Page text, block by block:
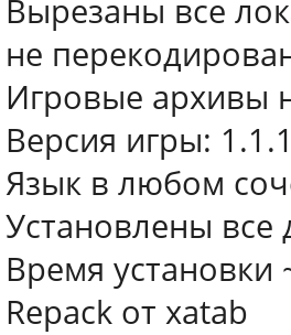
Вырезаны все
не
Игровые архивы
Версия игры: 1.1.1
Язык в любом
Установлены все
Время установки
Repack от xatab